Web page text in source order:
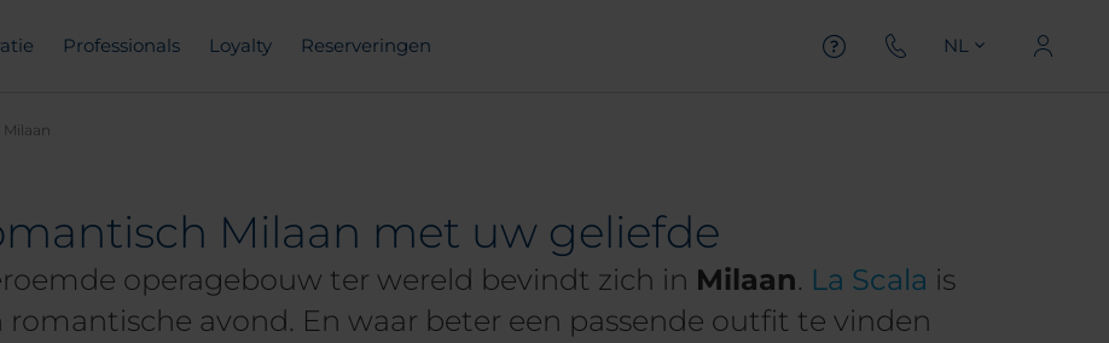
Professionals Loyalty Reserveringen NL
Milaan met uw geliefde
operagebouw ter wereld bevindt zich in Milaan. La Scala is
avond. En waar beter een passende outfit te vinden